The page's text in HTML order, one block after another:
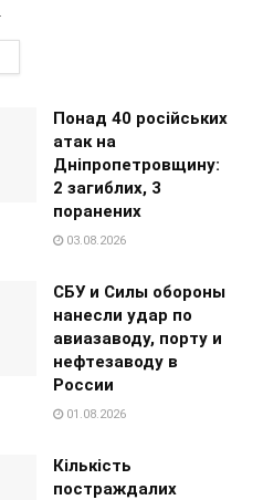
Понад 40 російських
атак на
Дніпропетровщину:
2 загиблих, 3
поранених
03.08.2026
СБУ и Силы обороны
нанесли удар по
авиазаводу, порту и
нефтезаводу в
России
01.08.2026
Кількість
постраждалих